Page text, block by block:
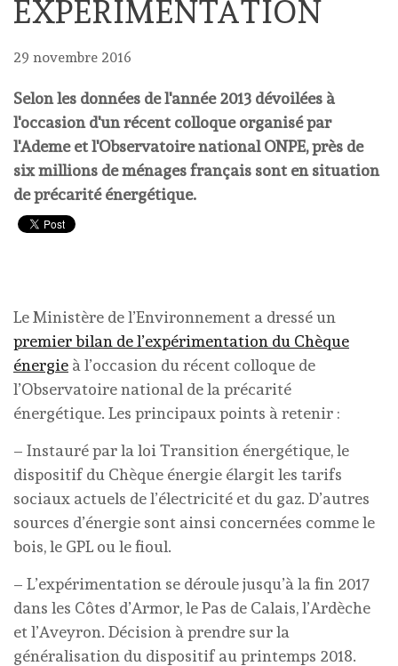
EXPÉRIMENTATION
29 novembre 2016
Selon les données de l'année 2013 dévoilées à
l'occasion d'un récent colloque organisé par
l'Ademe et l'Observatoire national ONPE, près de
six millions de ménages français sont en situation
de précarité énergétique.
Le Ministère de l’Environnement a dressé un
premier bilan de l’expérimentation du Chèque
énergie à l’occasion du récent colloque de
l’Observatoire national de la précarité
énergétique. Les principaux points à retenir :
– Instauré par la loi Transition énergétique, le
dispositif du Chèque énergie élargit les tarifs
sociaux actuels de l’électricité et du gaz. D’autres
sources d’énergie sont ainsi concernées comme le
bois, le GPL ou le fioul.
– L’expérimentation se déroule jusqu’à la fin 2017
dans les Côtes d’Armor, le Pas de Calais, l’Ardèche
et l’Aveyron. Décision à prendre sur la
généralisation du dispositif au printemps 2018.